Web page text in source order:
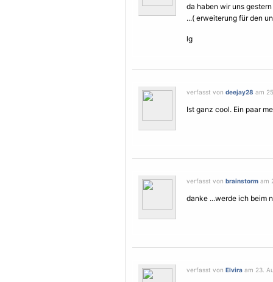
da haben wir uns
...( erweiterung für den
lg
verfasst von deejay28 am
Ist ganz cool. Ein paar
verfasst von brainstorm am
danke ...werde ich beim
verfasst von Elvira am 23.